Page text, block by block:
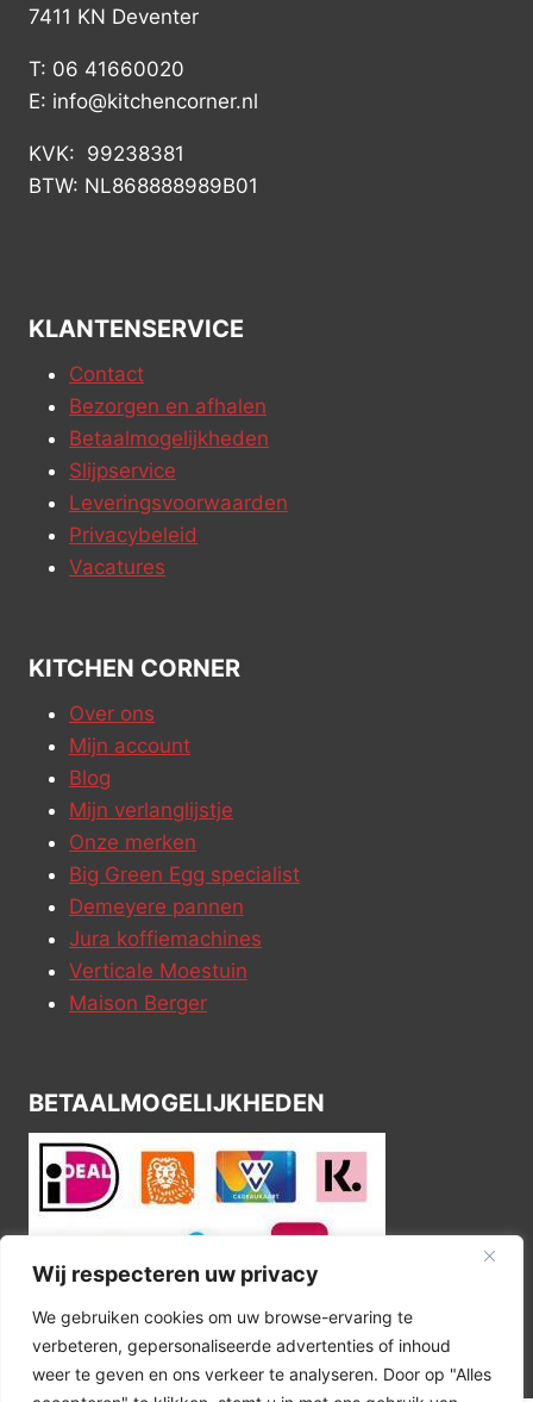
Wij respecteren uw privacy
We gebruiken cookies om uw browse-ervaring te
verbeteren, gepersonaliseerde advertenties of inhoud
weer te geven en ons verkeer te analyseren. Door op "Alles
7411 KN Deventer
T: 06 41660020
E: info@kitchencorner.nl
KVK: 99238381
BTW: NL868888989B01
KLANTENSERVICE
Contact
Bezorgen en afhalen
Betaalmogelijkheden
Slijpservice
Leveringsvoorwaarden
Privacybeleid
Vacatures
KITCHEN CORNER
Over ons
Mijn account
Blog
Mijn verlanglijstje
Onze merken
Big Green Egg specialist
Demeyere pannen
Jura koffiemachines
Verticale Moestuin
Maison Berger
BETAALMOGELIJKHEDEN